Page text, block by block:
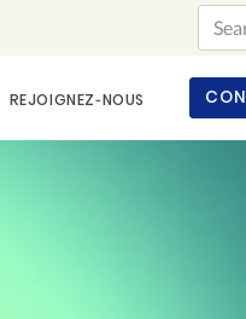
REJOIGNEZ‑NOUS